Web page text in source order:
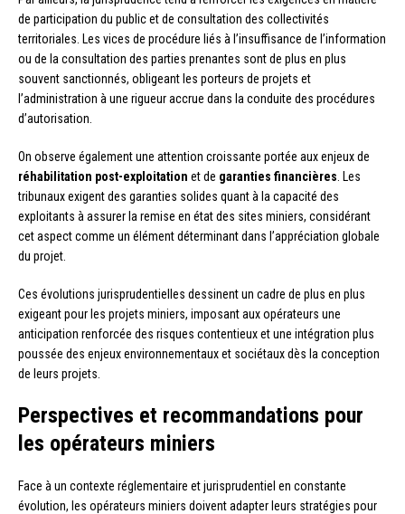
de participation du public et de consultation des collectivités
territoriales. Les vices de procédure liés à l’insuffisance de l’information
ou de la consultation des parties prenantes sont de plus en plus
souvent sanctionnés, obligeant les porteurs de projets et
l’administration à une rigueur accrue dans la conduite des procédures
d’autorisation.
On observe également une attention croissante portée aux enjeux de
réhabilitation post-exploitation et de garanties financières . Les
tribunaux exigent des garanties solides quant à la capacité des
exploitants à assurer la remise en état des sites miniers, considérant
cet aspect comme un élément déterminant dans l’appréciation globale
du projet.
Ces évolutions jurisprudentielles dessinent un cadre de plus en plus
exigeant pour les projets miniers, imposant aux opérateurs une
anticipation renforcée des risques contentieux et une intégration plus
poussée des enjeux environnementaux et sociétaux dès la conception
de leurs projets.
Perspectives et recommandations pour
les opérateurs miniers
Face à un contexte réglementaire et jurisprudentiel en constante
évolution, les opérateurs miniers doivent adapter leurs stratégies pour